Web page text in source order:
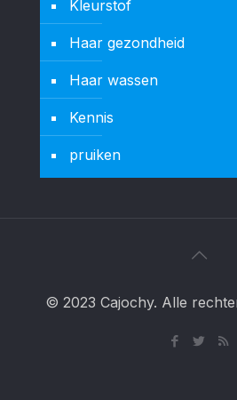
Kleurstof
Haar gezondheid
Haar wassen
Kennis
pruiken
© 2023 Cajochy. Alle